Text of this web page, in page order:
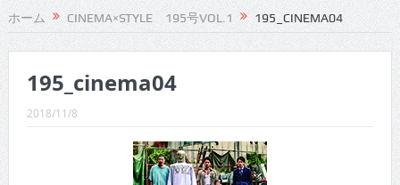
CINEMA×STYLE 292号
CINEMA×STYLE 291号
CINEMA×STYLE 290号
CINEMA×STYLE 289号
CINEMA×STYLE 288号
CINEMA×STYLE 287号
ホーム CINEMA×STYLE 195号VOL.1 195_CINEMA04
195_cinema04
2018/11/8